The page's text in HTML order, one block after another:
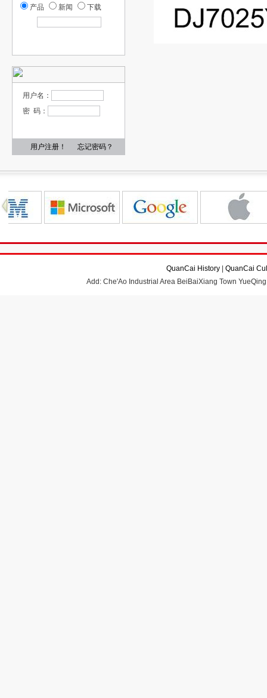
产品 新闻 下载
用户名：
密 码：
用户注册！ 忘记密码？
QuanCai History
QuanCai
Add: Che'Ao Industrial Area BeiBaiXiang Town